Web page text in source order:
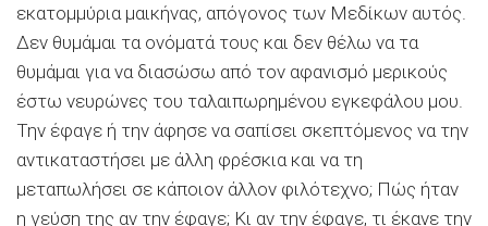
εκατομμύρια μαικήνας, απόγονος των Μεδίκων αυτός.
Δεν θυμάμαι τα ονόματά τους και δεν θέλω να τα
θυμάμαι για να διασώσω από τον αφανισμό μερικούς
έστω νευρώνες του ταλαιπωρημένου εγκεφάλου μου.
Την έφαγε ή την άφησε να σαπίσει σκεπτόμενος να την
αντικαταστήσει με άλλη φρέσκια και να τη
μεταπωλήσει σε κάποιον άλλον φιλότεχνο; Πώς ήταν
η γεύση της αν την έφαγε; Κι αν την έφαγε, τι έκανε την